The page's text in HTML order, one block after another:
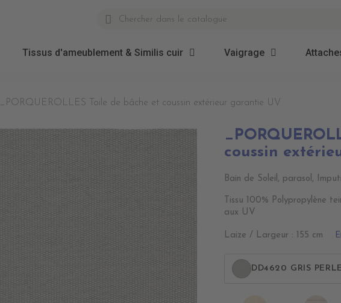
Tissus d'ameublement & Similis cuir Vaigrage
_PORQUEROLLES Toile de bâche et coussin extérieur garantie UV
coussin
Bain de Soleil, parasol,
Tissu 100% Polypropylène
aux UV
Laize / Largeur : 155 cm
DD4620 GRIS PERLE